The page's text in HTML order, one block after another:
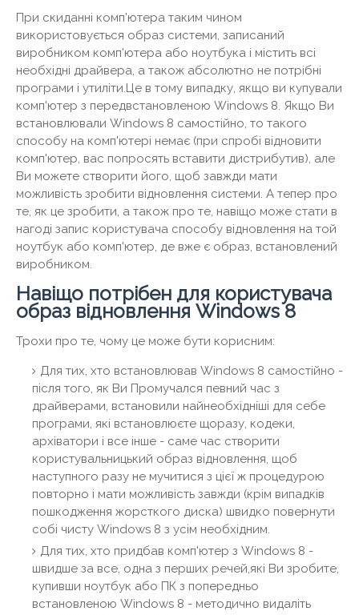
При скиданні комп'ютера таким чином
використовується образ системи, записаний
виробником комп'ютера або ноутбука і містить всі
необхідні драйвера, а також абсолютно не потрібні
програми і утиліти.Це в тому випадку, якщо ви купували
комп'ютер з передвстановленою Windows 8. Якщо Ви
встановлювали Windows 8 самостійно, то такого
способу на комп'ютері немає (при спробі відновити
комп'ютер, вас попросять вставити дистрибутив), але
Ви можете створити його, щоб завжди мати
можливість зробити відновлення системи. А тепер про
те, як це зробити, а також про те, навіщо може стати в
нагоді запис користувача способу відновлення на той
ноутбук або комп'ютер, де вже є образ, встановлений
виробником.
Навіщо потрібен для користувача
образ відновлення Windows 8
Трохи про те, чому це може бути корисним:
Для тих, хто встановлював Windows 8 самостійно -
після того, як Ви Промучался певний час з
драйверами, встановили найнеобхідніші для себе
програми, які встановлюєте щоразу, кодеки,
архіватори і все інше - саме час створити
користувальницький образ відновлення, щоб
наступного разу не мучитися з цієї ж процедурою
повторно і мати можливість завжди (крім випадків
пошкодження жорсткого диска) швидко повернути
собі чисту Windows 8 з усім необхідним.
Для тих, хто придбав комп'ютер з Windows 8 -
швидше за все, одна з перших речей,які Ви зробите,
купивши ноутбук або ПК з попередньо
встановленою Windows 8 - методично видаліть